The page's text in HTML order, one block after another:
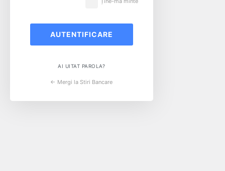
AI UITAT PAROLA?
← Mergi la Stiri Bancare